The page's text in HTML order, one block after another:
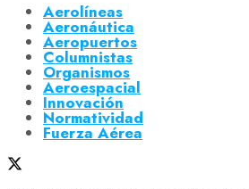
Aerolíneas
Aeronáutica
Aeropuertos
Columnistas
Organismos
Aeroespacial
Innovación
Normatividad
Fuerza Aérea